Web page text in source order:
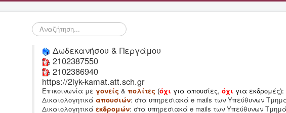
Αναζήτηση...
Δωδεκανήσου & Περγάμου
2102387550
2102386940
https://2lyk-kamat.att.sch.gr
Επικοινωνία με γονείς & πολίτες (όχι για απουσίες, όχι για εκδρομές):
Δικαιολογητικά απουσιών: στα υπηρεσιακά e mails των Υπεύθυνων
Δικαιολογητικά εκδρομών: στα υπηρεσιακά e mails των Υπεύθυνων